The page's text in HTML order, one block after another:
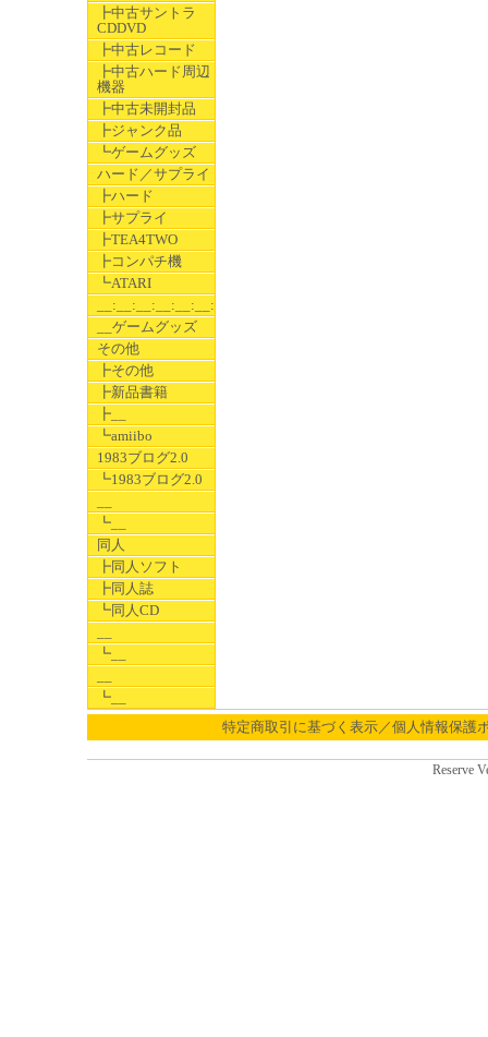
┣中古サントラ
CDDVD
┣中古レコード
┣中古ハード周辺
機器
┣中古未開封品
┣ジャンク品
┗ゲームグッズ
ハード／サプライ
┣ハード
┣サプライ
┣TEA4TWO
┣コンパチ機
┗ATARI
__:__:__:__:__:__:__
__ゲームグッズ
その他
┣その他
┣新品書籍
┣__
┗amiibo
1983ブログ2.0
┗1983ブログ2.0
┗__
同人
┣同人ソフト
┣同人誌
┗同人CD
┗__
┗__
特定商取引に基づく表示／個人情報保護
Reserve